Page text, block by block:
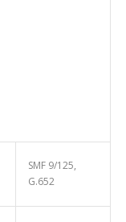
SMF 9/125,
G.652